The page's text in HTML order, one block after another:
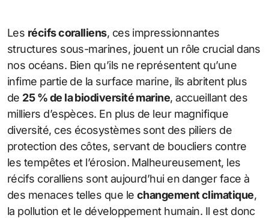
Les récifs coralliens, ces impressionnantes
structures sous-marines, jouent un rôle crucial dans
nos océans. Bien qu’ils ne représentent qu’une
infime partie de la surface marine, ils abritent plus
de 25 % de la biodiversité marine, accueillant des
milliers d’espèces. En plus de leur magnifique
diversité, ces écosystèmes sont des piliers de
protection des côtes, servant de boucliers contre
les tempêtes et l’érosion. Malheureusement, les
récifs coralliens sont aujourd’hui en danger face à
des menaces telles que le changement climatique,
la pollution et le développement humain. Il est donc